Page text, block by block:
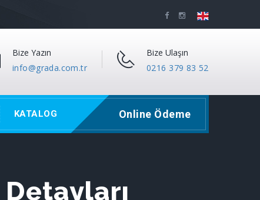
Bize Yazın
info@grada.com.tr
Bize Ulaşın
0216 379 83 52
KATALOG Online Ödeme
Detayları